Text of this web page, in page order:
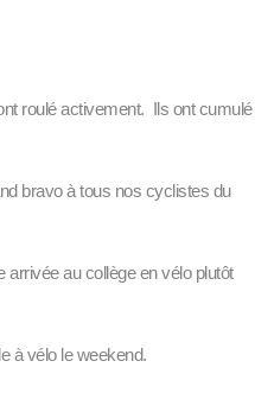
roulé activement. Ils ont cumulé
bravo à tous nos cyclistes du
arrivée au collège en vélo plutôt
à vélo le weekend.